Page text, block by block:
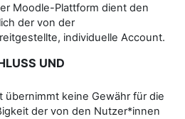
Moodle-Plattform dient den
der von der
individuelle Account.
UND
übernimmt keine Gewähr für die
der von den Nutzer*innen